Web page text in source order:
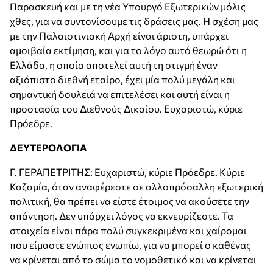
Παρασκευή και με τη νέα Υπουργό Εξωτερικών μόλις
χθες, για να συντονίσουμε τις δράσεις μας. Η σχέση μας
με την Παλαιστινιακή Αρχή είναι άριστη, υπάρχει
αμοιβαία εκτίμηση, και για το λόγο αυτό θεωρώ ότι η
Ελλάδα, η οποία αποτελεί αυτή τη στιγμή έναν
αξιόπιστο διεθνή εταίρο, έχει μία πολύ μεγάλη και
σημαντική δουλειά να επιτελέσει και αυτή είναι η
προστασία του Διεθνούς Δικαίου. Ευχαριστώ, κύριε
Πρόεδρε.
ΔΕΥΤΕΡΟΛΟΓΙΑ
Γ. ΓΕΡΑΠΕΤΡΙΤΗΣ: Ευχαριστώ, κύριε Πρόεδρε. Κύριε
Καζαμία, όταν αναφέρεστε σε αλλοπρόσαλλη εξωτερική
πολιτική, θα πρέπει να είστε έτοιμος να ακούσετε την
απάντηση. Δεν υπάρχει λόγος να εκνευρίζεστε. Τα
στοιχεία είναι πάρα πολύ συγκεκριμένα και χαίρομαι
που είμαστε ενώπιος ενωπίω, για να μπορεί ο καθένας
να κρίνεται από το σώμα το νομοθετικό και να κρίνεται